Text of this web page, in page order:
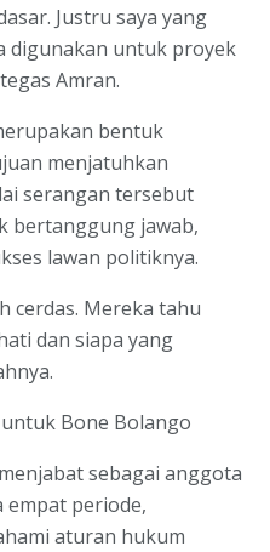
Justru saya yang
digunakan untuk proyek
Amran.
bentuk
menjatuhkan
serangan tersebut
bertanggung jawab,
lawan politiknya.
cerdas. Mereka tahu
dan siapa yang
Bone Bolango
sebagai anggota
empat periode,
aturan hukum